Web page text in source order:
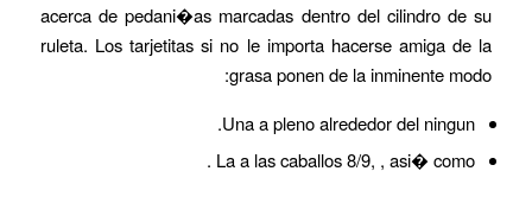
acerca de pedani�as marcadas dentro del cilindro de su
ruleta. Los tarjetitas si no le importa hacerse amiga de la
grasa ponen de la inminente modo:
Una a pleno alrededor del ningun.
La a las caballos 8/9, , asi� como .